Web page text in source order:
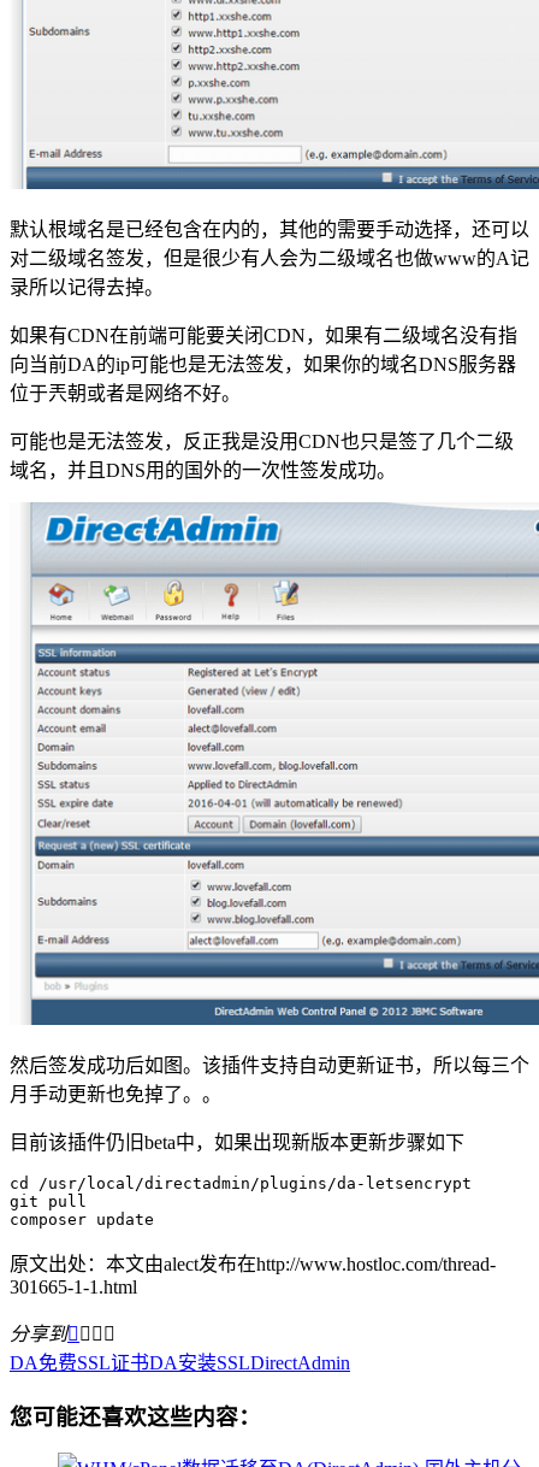
默认根域名是已经包含在内的，其他的需要手动选择，还可以
对二级域名签发，但是很少有人会为二级域名也做www的A记
录所以记得去掉。
如果有CDN在前端可能要关闭CDN，如果有二级域名没有指
向当前DA的ip可能也是无法签发，如果你的域名DNS服务器
位于兲朝或者是网络不好。
可能也是无法签发，反正我是没用CDN也只是签了几个二级
域名，并且DNS用的国外的一次性签发成功。
然后签发成功后如图。该插件支持自动更新证书，所以每三个
月手动更新也免掉了。。
目前该插件仍旧beta中，如果出现新版本更新步骤如下
cd /usr/local/directadmin/plugins/da-letsencrypt
git pull
composer update
原文出处：本文由alect发布在http://www.hostloc.com/thread-
301665-1-1.html
分享到   
DA免费SSL证书DA安装SSLDirectAdmin
您可能还喜欢这些内容：